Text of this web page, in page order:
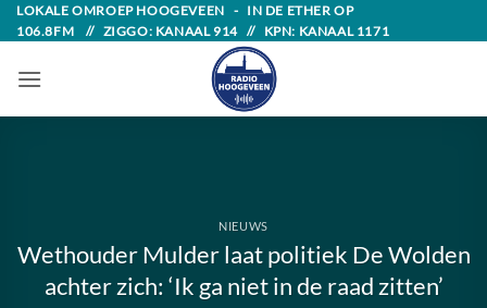
Skip
to
content
LOKALE OMROEP HOOGEVEEN - IN DE ETHER OP
106.8FM // ZIGGO: KANAAL 914 // KPN: KANAAL 1171
NIEUWS
Wethouder Mulder laat politiek De Wolden
achter zich: ‘Ik ga niet in de raad zitten’